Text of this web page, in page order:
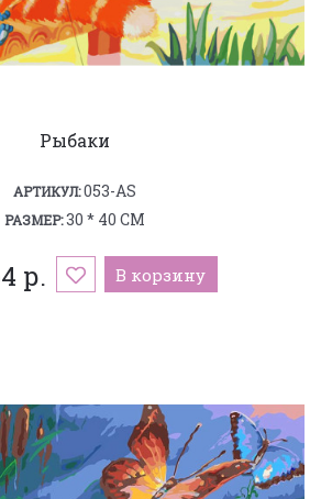
Рыбаки
АРТИКУЛ:053-AS
РАЗМЕР:30 * 40 СМ
р. В корзину